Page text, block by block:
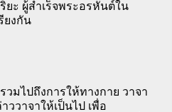
ะ ผู้สำเร็จพระอรหันต์ใน
ยงกัน
วมไปถึงการให้ทางกาย วาจา
ววาจาให้เป็นไป เพื่อ